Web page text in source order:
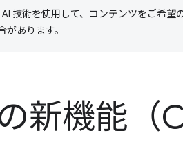
技術を使用して、コンテンツをご希望
あります。
新機能（